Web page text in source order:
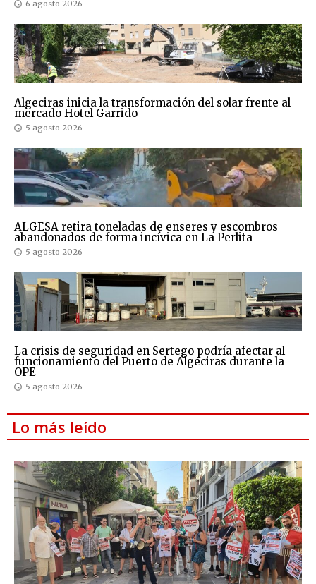
6 agosto 2026
Algeciras inicia la transformación del solar frente al
mercado Hotel Garrido
5 agosto 2026
ALGESA retira toneladas de enseres y escombros
abandonados de forma incívica en La Perlita
5 agosto 2026
La crisis de seguridad en Sertego podría afectar al
funcionamiento del Puerto de Algeciras durante la
OPE
5 agosto 2026
Lo más leído